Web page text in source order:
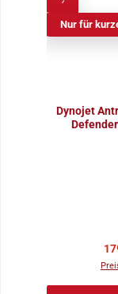
Nur für
Dynojet